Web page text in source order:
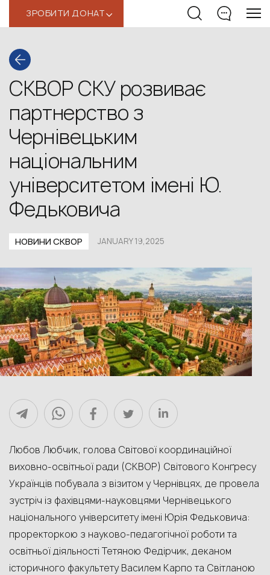
ЗРОБИТИ ДОНАТ‹
СКВОР СКУ розвиває
партнерство з
Чернівецьким
національним
університетом імені Ю.
Федьковича
НОВИНИ СКВОР JANUARY 19,2025
Любов Любчик, голова Світової координаційної
виховно-освітньої ради (СКВОР) Світового Конґресу
Українців побувала з візитом у Чернівцях, де провела
зустріч із фахівцями-науковцями Чернівецького
національного університету імені Юрія Федьковича:
проректоркою з науково-педагогічної роботи та
освітньої діяльності Тетяною Федірчик, деканом
історичного факультету Василем Карпо та Світланою